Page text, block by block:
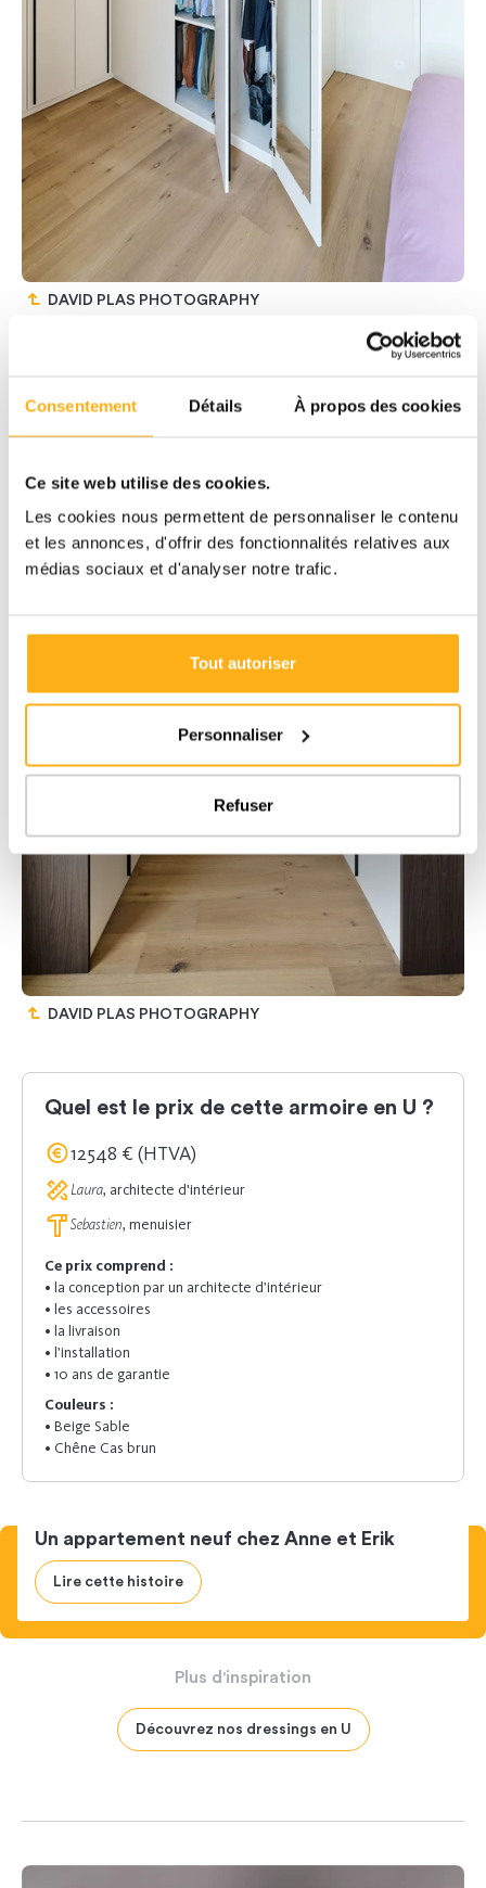
Consentement Détails À propos des cookies
Ce site web utilise des cookies.
Les cookies nous permettent de personnaliser le contenu
et les annonces, d'offrir des fonctionnalités relatives aux
médias sociaux et d'analyser notre trafic.
Tout autoriser
Personnaliser
Refuser
DAVID PLAS PHOTOGRAPHY
DAVID PLAS PHOTOGRAPHY
Quel est le prix de cette armoire en U ?
12548 € (HTVA)
Laura, architecte d'intérieur
Sebastien, menuisier
Ce prix comprend :
• la conception par un architecte d’intérieur
• les accessoires
• la livraison
• l’installation
• 10 ans de garantie
Couleurs :
• Beige Sable
• Chêne Cas brun
Un appartement neuf chez Anne et Erik
Lire cette histoire
Plus d'inspiration
Découvrez nos dressings en U